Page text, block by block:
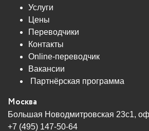
Услуги
Цены
Переводчики
Контакты
Online-переводчик
Вакансии
Партнёрская программа
Москва
Большая Новодмитровская 23с1,
+7 (495) 147-50-64